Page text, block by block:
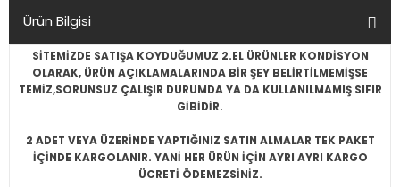
Ürün Bilgisi
SİTEMİZDE SATIŞA KOYDUĞUMUZ 2.EL ÜRÜNLER KONDİSYON
OLARAK, ÜRÜN AÇIKLAMALARINDA BİR ŞEY BELİRTİLMEMİŞSE
TEMİZ,SORUNSUZ ÇALIŞIR DURUMDA YA DA KULLANILMAMIŞ SIFIR
GİBİDİR.
2 ADET VEYA ÜZERİNDE YAPTIĞINIZ SATIN ALMALAR TEK PAKET
İÇİNDE KARGOLANIR. YANİ HER ÜRÜN İÇİN AYRI AYRI KARGO
ÜCRETİ ÖDEMEZSİNİZ.